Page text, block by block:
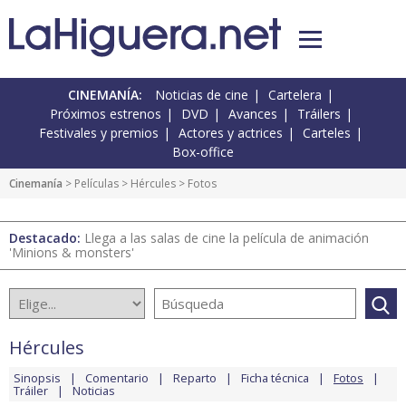
CINEMANÍA: Noticias de cine
Cartelera
Próximos estrenos
DVD Avances
Tráilers
Festivales y premios
Actores y actrices
Carteles
Box-office
Cinemanía > Películas > Hércules > Fotos
Destacado: Llega a las salas de cine la película de animación
'Minions & monsters'
Hércules
Sinopsis Comentario Reparto Ficha técnica Fotos
Tráiler Noticias